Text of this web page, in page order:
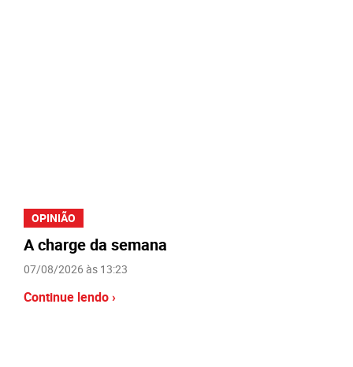
OPINIÃO
A charge da semana
07/08/2026 às 13:23
Continue lendo ›